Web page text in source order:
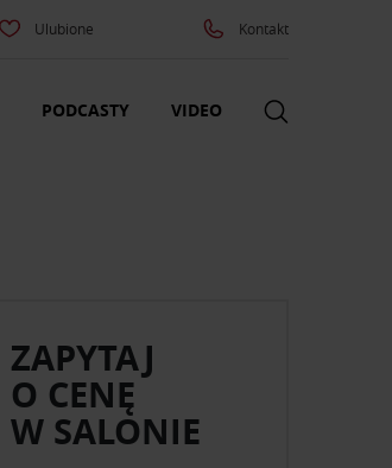
Ulubione Kontakt
PODCASTY VIDEO
ZAPYTAJ
O CENĘ
W SALONIE